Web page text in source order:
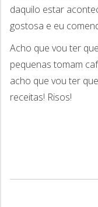
daquilo estar
gostosa e eu
Acho que vou ter
pequenas tomam
acho que vou ter
receitas! Risos!